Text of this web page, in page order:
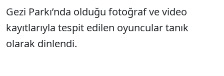
Gezi Parkı’nda olduğu fotoğraf ve video
kayıtlarıyla tespit edilen oyuncular tanık
olarak dinlendi.